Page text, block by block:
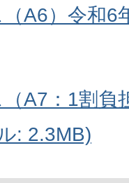
A6）令和6
A7：1割負
: 2.3MB)